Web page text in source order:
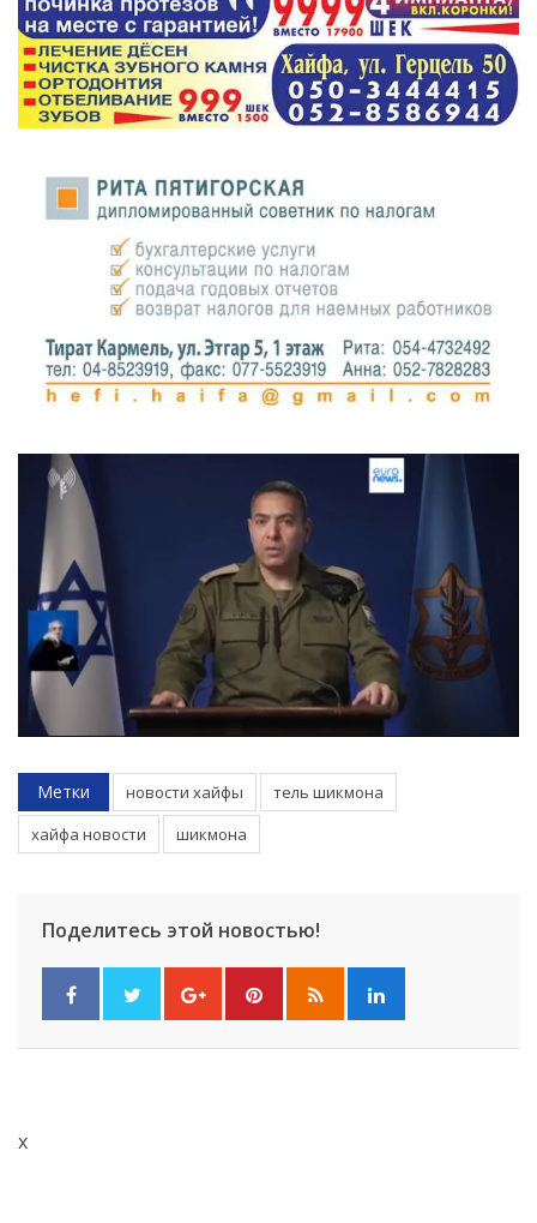
Метки новости хайфы
тель шикмона
хайфа новости
шикмона
Поделитесь этой новостью!
x